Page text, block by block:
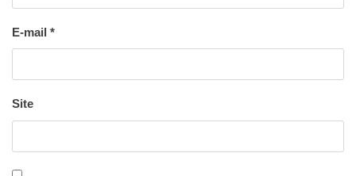
E-mail *
Site